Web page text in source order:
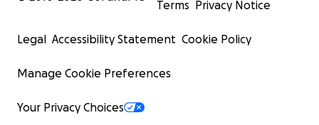
Terms Privacy Notice
Legal Accessibility Statement Cookie Policy
Manage Cookie Preferences
Your Privacy Choices